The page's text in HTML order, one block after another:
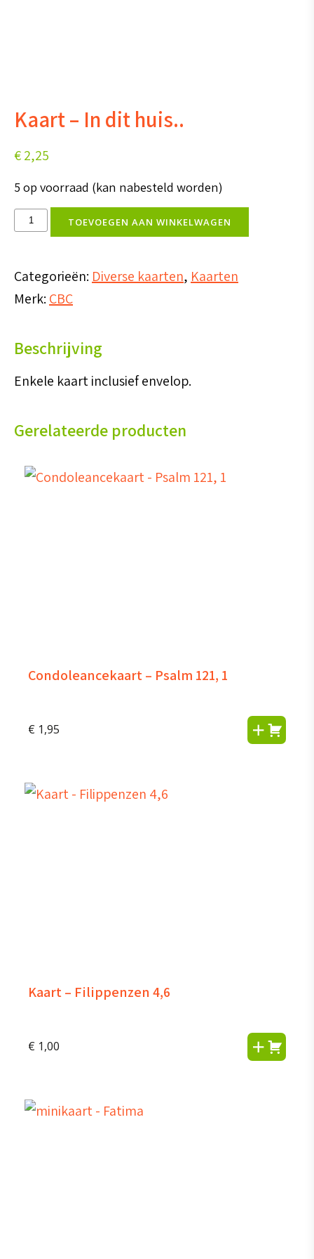
Kaart – In dit huis..
€2,25
5 op voorraad (kan nabesteld worden)
Kaart
dit
huis..
TOEVOEGEN AAN WINKELWAGEN
Categorieën: Diverse kaarten, Kaarten
Merk: CBC
Beschrijving
Enkele kaart inclusief envelop.
Gerelateerde producten
Condoleancekaart – Psalm 121, 1
€ 1,95
Kaart – Filippenzen 4,6
€ 1,00